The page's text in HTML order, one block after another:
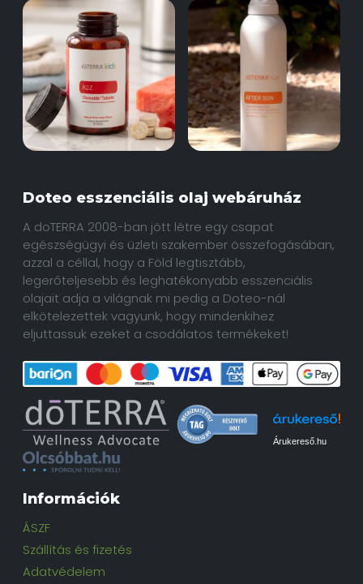
Doteo esszenciális olaj webáruház
A doTERRA 2008-ban jött létre egy csapat
egészségügyi és üzleti szakember összefogásában,
azzal a céllal, hogy a Föld legtisztább,
legerőteljesebb és leghatékonyabb esszenciális
olajait adja a világnak mi pedig a Doteo-nál
elkötelezettek vagyunk, hogy mindenkihez
eljuttassuk ezeket a csodálatos termékeket!
Árukereső.hu
Információk
ÁSZF
Szállítás és fizetés
Adatvédelem